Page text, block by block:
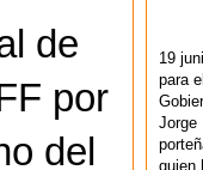
de
por
del
19
para
Jorge
quien